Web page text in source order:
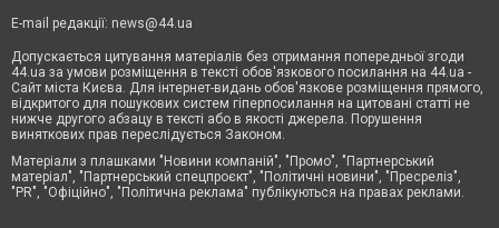
E-mail редакції: news@44.ua
Допускається цитування матеріалів без отримання попередньої згоди
44.ua за умови розміщення в тексті обов'язкового посилання на 44.ua -
Сайт міста Києва. Для інтернет-видань обов'язкове розміщення прямого,
відкритого для пошукових систем гіперпосилання на цитовані статті не
нижче другого абзацу в тексті або в якості джерела. Порушення
виняткових прав переслідується Законом.
Матеріали з плашками "Новини компаній", "Промо", "Партнерський
матеріал", "Партнерський спецпроєкт", "Політичні новини", "Пресреліз",
"PR", "Офіційно", "Політична реклама" публікуються на правах реклами.